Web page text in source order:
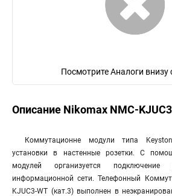
Посмотрите Аналоги внизу
Описание Nikomax NMC-
Коммутационне модули типа
установки в настенные розетки. С
модулей организуется
информационной сети. Телефонный
KJUC3-WT (кат.3) выполнен в